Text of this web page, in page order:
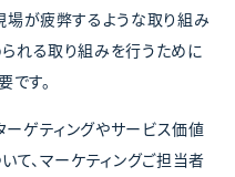
場が疲弊するような取り組み
れる取り組みを行うために
す。
ゲティングやサービス価値
て、マーケティングご担当者